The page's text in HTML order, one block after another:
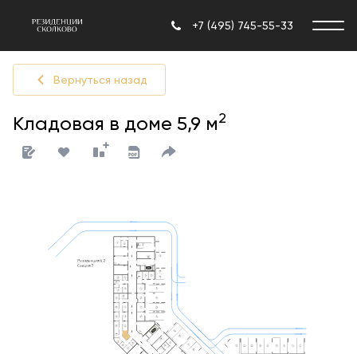
+7 (495) 745-55-33
Вернуться назад
Кладовая в доме 5,9 м2